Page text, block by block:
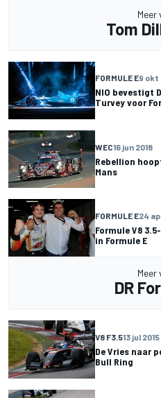
Meer
Tom
FORMULE E9 okt
NIO bevestigt
Turvey voor
WEC16 jun 2018
Rebellion
Mans
FORMULE E24
Formule V8
in Formule E
Meer
DR
V8 F3.513 jul 2015
De Vries naar
Bull Ring